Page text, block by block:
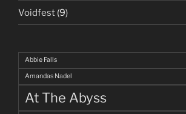
Voidfest (9)
Abbie Falls
Amandas Nadel
At The Abyss